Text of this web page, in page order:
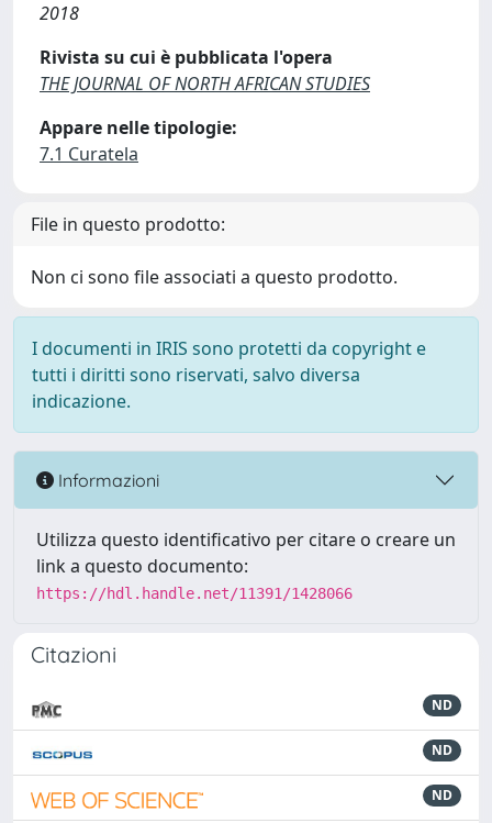
2018
Rivista su cui è pubblicata l'opera
THE JOURNAL OF NORTH AFRICAN STUDIES
Appare nelle tipologie:
7.1 Curatela
File in questo prodotto:
Non ci sono file associati a questo prodotto.
I documenti in IRIS sono protetti da copyright e
tutti i diritti sono riservati, salvo diversa
indicazione.
Informazioni
Utilizza questo identificativo per citare o creare un
link a questo documento:
https://hdl.handle.net/11391/1428066
Citazioni
ND
ND
ND